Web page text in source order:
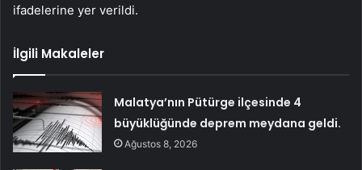
ifadelerine yer verildi.
İlgili Makaleler
Malatya’nın Pütürge ilçesinde 4
büyüklüğünde deprem meydana geldi.
Ağustos 8, 2026